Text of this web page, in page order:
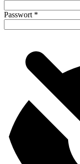
Passwort *